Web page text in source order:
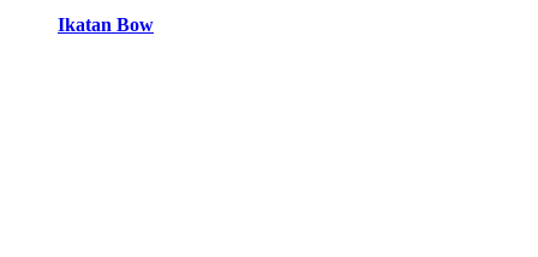
Ikatan Bow